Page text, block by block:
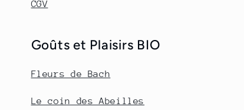
CGV
Goûts et Plaisirs BIO
Fleurs de Bach
Le coin des Abeilles